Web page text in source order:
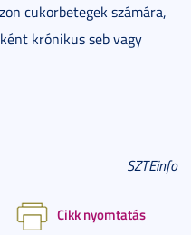
cukorbetegek számára,
krónikus seb vagy
SZTEinfo
Cikk nyomtatás